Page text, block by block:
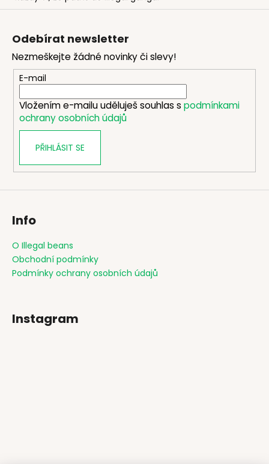
Odebírat newsletter
Nezmeškejte žádné novinky či slevy!
E-mail
Vložením e-mailu uděluješ souhlas s podmínkami
ochrany osobních údajů
PŘIHLÁSIT SE
Info
O Illegal beans
Obchodní podmínky
Podmínky ochrany osobních údajů
Instagram